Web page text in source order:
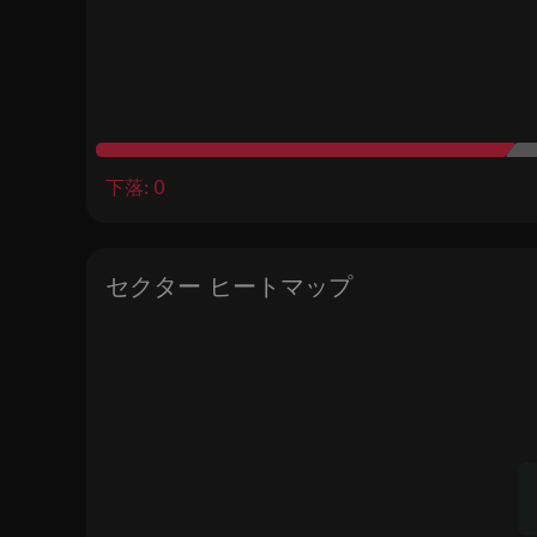
下落: 0
セクター ヒートマップ